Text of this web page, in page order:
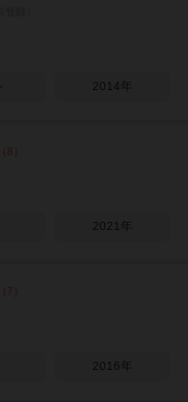
2014年
2021年
2016年